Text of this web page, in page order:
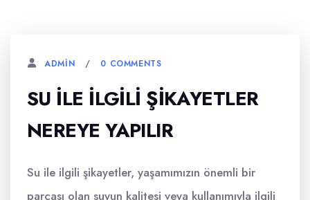
ADMIN 0 COMMENTS
SU ILE ILGILI ŞIKAYETLER
NEREYE YAPILIR
Su ile ilgili şikayetler, yaşamımızın önemli bir
parçası olan suyun kalitesi veya kullanımıyla ilgili